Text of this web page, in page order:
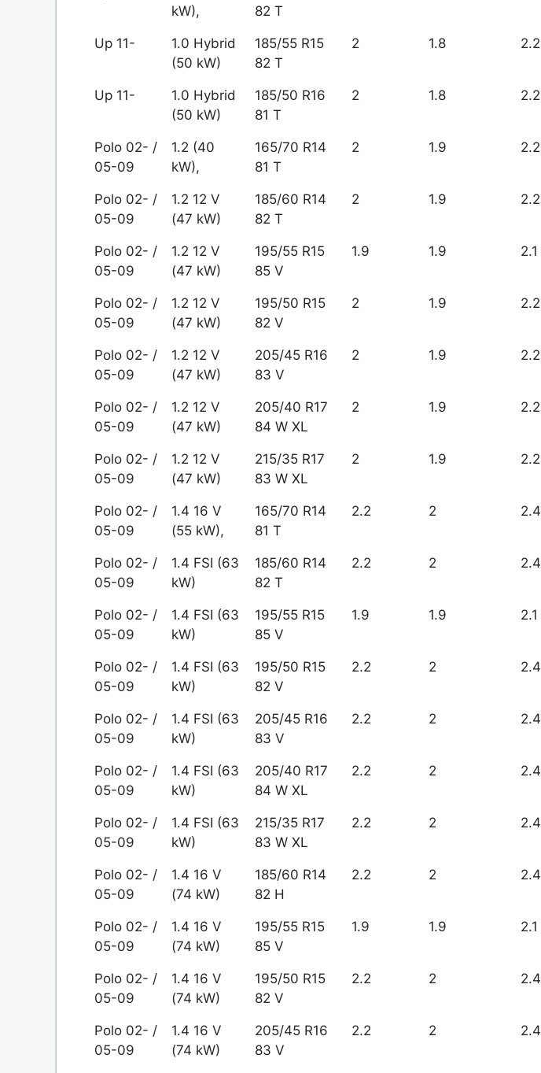
kW),
82 T
Up 11-
1.0 Hybrid
(50 kW)
185/55 R15
82 T
2 1.8 2.2
Up 11-
1.0 Hybrid
(50 kW)
185/50 R16
81 T
2 1.8 2.2
Polo 02- /
05-09
1.2 (40
kW),
165/70 R14
81 T
2 1.9 2.2
Polo 02- /
05-09
1.2 12 V
(47 kW)
185/60 R14
82 T
2 1.9 2.2
Polo 02- /
05-09
1.2 12 V
(47 kW)
195/55 R15
85 V
1.9 1.9 2.1
Polo 02- /
05-09
1.2 12 V
(47 kW)
195/50 R15
82 V
2 1.9 2.2
Polo 02- /
05-09
1.2 12 V
(47 kW)
205/45 R16
83 V
2 1.9 2.2
Polo 02- /
05-09
1.2 12 V
(47 kW)
205/40 R17
84 W XL
2 1.9 2.2
Polo 02- /
05-09
1.2 12 V
(47 kW)
215/35 R17
83 W XL
2 1.9 2.2
Polo 02- /
05-09
1.4 16 V
(55 kW),
165/70 R14
81 T
2.2 2 2.4
Polo 02- /
05-09
1.4 FSI (63
kW)
185/60 R14
82 T
2.2 2 2.4
Polo 02- /
05-09
1.4 FSI (63
kW)
195/55 R15
85 V
1.9 1.9 2.1
Polo 02- /
05-09
1.4 FSI (63
kW)
195/50 R15
82 V
2.2 2 2.4
Polo 02- /
05-09
1.4 FSI (63
kW)
205/45 R16
83 V
2.2 2 2.4
Polo 02- /
05-09
1.4 FSI (63
kW)
205/40 R17
84 W XL
2.2 2 2.4
Polo 02- /
05-09
1.4 FSI (63
kW)
215/35 R17
83 W XL
2.2 2 2.4
Polo 02- /
05-09
1.4 16 V
(74 kW)
185/60 R14
82 H
2.2 2 2.4
Polo 02- /
05-09
1.4 16 V
(74 kW)
195/55 R15
85 V
1.9 1.9 2.1
Polo 02- /
05-09
1.4 16 V
(74 kW)
195/50 R15
82 V
2.2 2 2.4
Polo 02- /
05-09
1.4 16 V
(74 kW)
205/45 R16
83 V
2.2 2 2.4